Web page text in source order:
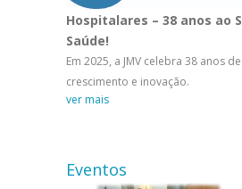
Hospitalares – 38 anos ao
Saúde!
Em 2025, a JMV celebra 38 anos
crescimento e inovação.
ver mais
Eventos